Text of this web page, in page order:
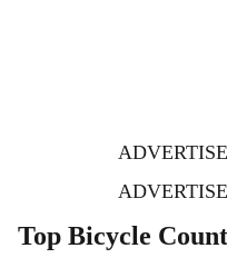
Top Bicycle